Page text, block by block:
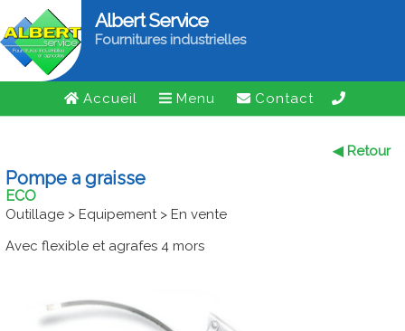
Albert Service
Fournitures industrielles
Accueil Menu Contact
◀ Retour
Pompe a graisse
ECO
Outillage > Equipement > En vente
Avec flexible et agrafes 4 mors